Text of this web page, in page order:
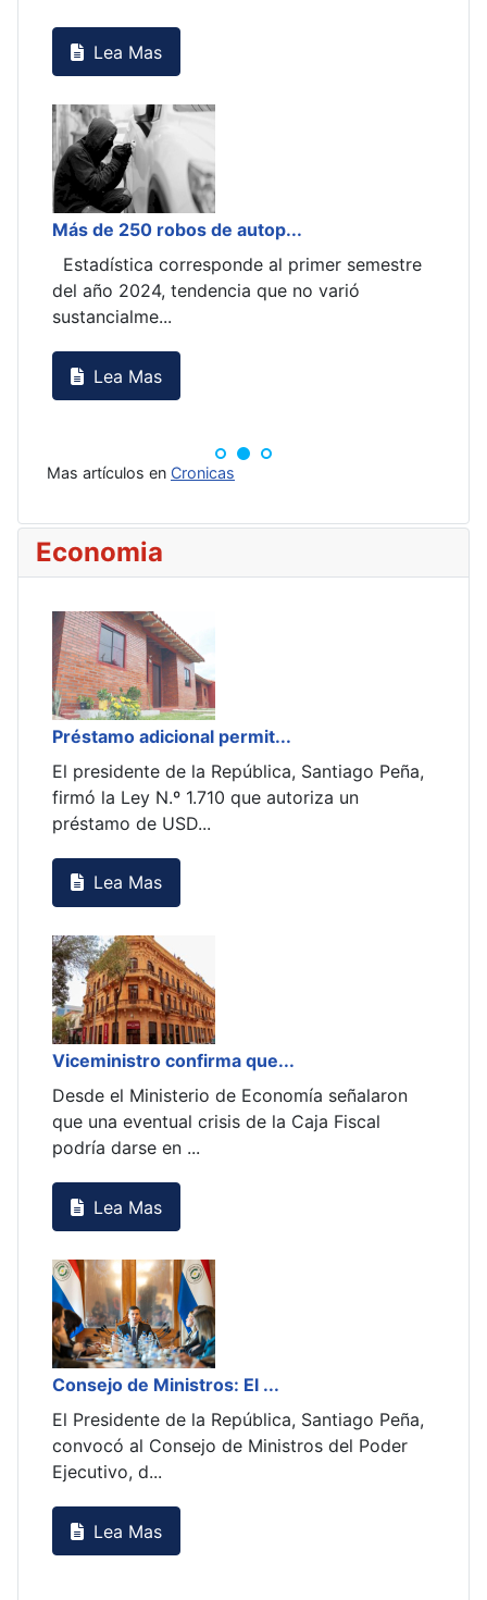
Mas artículos en Cronicas
Economia
Peña,
un
señalaron
Fiscal
Peña,
del Poder
269.485 trabajadores gana...
De acuerdo con el Instituto Nacional de
Estadística (INE), poco más de 269.000
trabajadores perciben...
La inflación interanual a...
Teniendo en cuenta que el resultado de
inflación interanual a mayo se ubicó en
el reajuste ...